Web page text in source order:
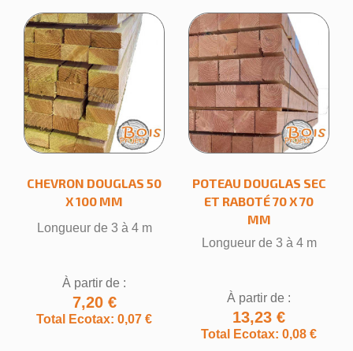
CHEVRON DOUGLAS 50
X 100 MM
Longueur de 3 à 4 m
À partir de :
7,20 €
Total Ecotax: 0,07 €
POTEAU DOUGLAS SEC
ET RABOTÉ 70 X 70
MM
Longueur de 3 à 4 m
À partir de :
13,23 €
Total Ecotax: 0,08 €